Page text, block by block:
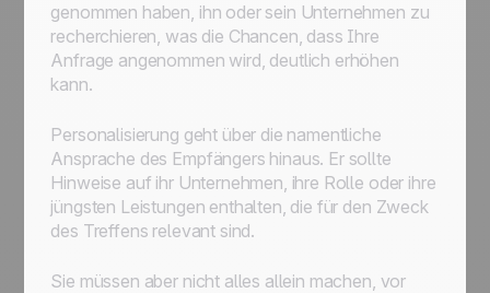
genommen haben, ihn oder sein Unternehmen zu
recherchieren, was die Chancen, dass Ihre
Anfrage angenommen wird, deutlich erhöhen
kann.
Personalisierung geht über die namentliche
Ansprache des Empfängers hinaus. Er sollte
Hinweise auf ihr Unternehmen, ihre Rolle oder ihre
jüngsten Leistungen enthalten, die für den Zweck
des Treffens relevant sind.
Sie müssen aber nicht alles allein machen, vor